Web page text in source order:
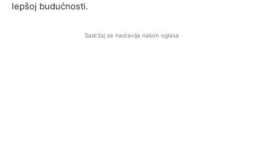
lepšoj budućnosti.
Sadržaj se nastavlja nakon oglasa